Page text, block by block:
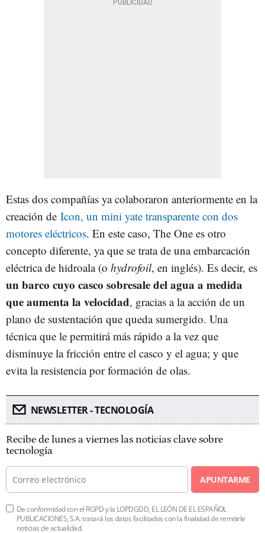
Estas dos compañías ya colaboraron anteriormente en la
creación de Icon, un mini yate transparente con dos
motores eléctricos. En este caso, The One es otro
concepto diferente, ya que se trata de una embarcación
eléctrica de hidroala (o hydrofoil, en inglés). Es decir, es
un barco cuyo casco sobresale del agua a medida
que aumenta la velocidad, gracias a la acción de un
plano de sustentación que queda sumergido. Una
técnica que le permitirá más rápido a la vez que
disminuye la fricción entre el casco y el agua; y que
evita la resistencia por formación de olas.
NEWSLETTER - TECNOLOGÍA
Recibe de lunes a viernes las noticias clave sobre
tecnología
APUNTARME
De conformidad con el RGPD y la LOPDGDD, EL LEÓN DE EL ESPAÑOL
PUBLICACIONES, S.A. tratará los datos facilitados con la finalidad de remitirle
noticias de actualidad.